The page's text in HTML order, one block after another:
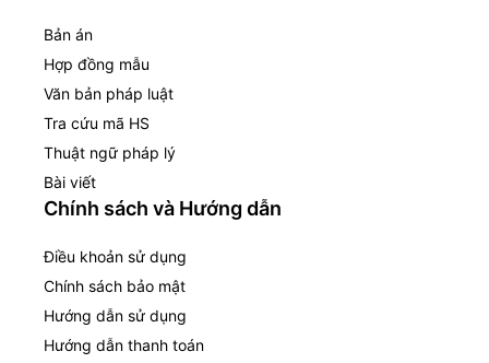
Bản án
Hợp đồng mẫu
Văn bản pháp luật
Tra cứu mã HS
Thuật ngữ pháp lý
Bài viết
Chính sách và Hướng dẫn
Điều khoản sử dụng
Chính sách bảo mật
Hướng dẫn sử dụng
Hướng dẫn thanh toán